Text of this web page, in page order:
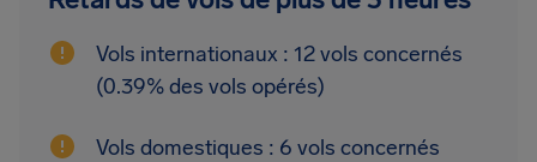
Vols internationaux : 12 vols concernés
(0.39% des vols opérés)
Vols domestiques : 6 vols concernés